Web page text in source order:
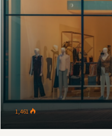
1,461